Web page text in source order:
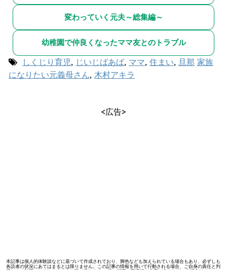
変わっていく元夫～総集編～
幼稚園で仲良くなったママ友とのトラブル
しくじり育児, じいじばあば, ママ, 住まい, 旦那 家族
になりたい元義母さん, 木村アキラ
<広告>
本記事は個人的体験談などに基づいて作成されており、脚色なども加えられている場合もあり、必ずしも
各読者の状況にあてはまるとは限りません。この記事の情報を用いて行動される場合、ご自身の責任と判